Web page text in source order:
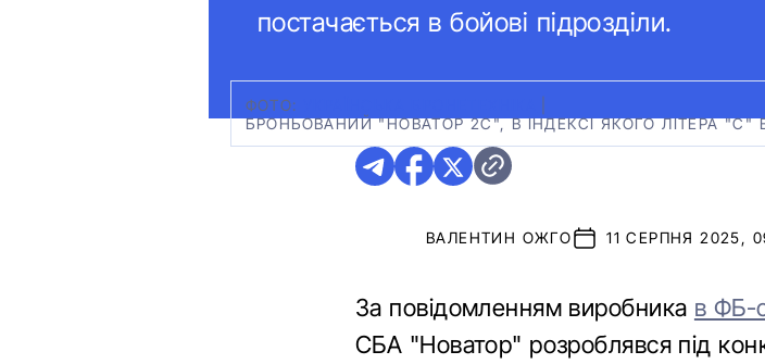
постачається в бойові підрозділи.
ФОТО:
БРОНЬОВАНИЙ "НОВАТОР 2С", В ІНДЕКСІ ЯКОГО ЛІТЕРА
ВАЛЕНТИН ОЖГО 11 СЕРПНЯ 2025,
За повідомленням виробника в ФБ-
СБА "Новатор" розроблявся під